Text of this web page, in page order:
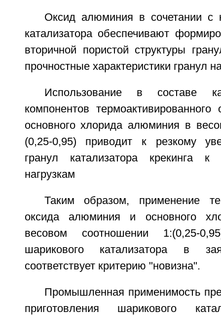
Оксид алюминия в сочетании с
катализатора обеспечивают
вторичной пористой структуры
прочностные характеристики гранул
Использование в составе
компонентов
основного хлорида алюминия в
(0,25-0,95) приводит к резкому
гранул катализатора крекинга к
нагрузкам
Таким образом, применение
оксида алюминия и основного
весовом соотношении 1:(0,25-
шарикового катализатора в
соответствует критерию "новизна".
Промышленная применимость
приготовления шарикового